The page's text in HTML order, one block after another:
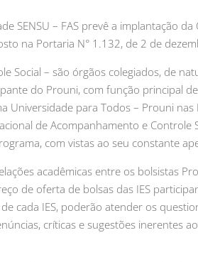
SENSU – FAS prevê a implantação da
na Portaria N° 1.132, de 2 de
Social – são órgãos colegiados, de
do Prouni, com função principal
Universidade para Todos – Prouni nas
de Acompanhamento e Controle
com vistas ao seu constante
acadêmicas entre os bolsistas
de oferta de bolsas das IES
cada IES, poderão atender os
críticas e sugestões inerentes